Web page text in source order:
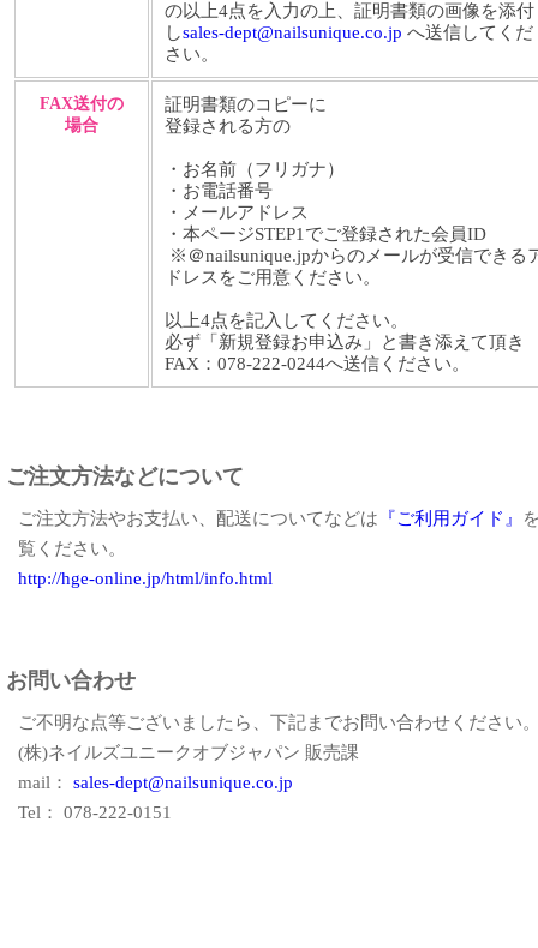
の以上4点を入力の上、証明書類の画像を添付
しsales-dept@nailsunique.co.jp へ送信してくだ
さい。
FAX送付の
場合
証明書類のコピーに
登録される方の
・お名前（フリガナ）
・お電話番号
・メールアドレス
・本ページSTEP1でご登録された会員ID
※＠nailsunique.jpからのメールが受信できる
ドレスをご用意ください。
以上4点を記入してください。
必ず「新規登録お申込み」と書き添えて頂き
FAX：078-222-0244へ送信ください。
ご注文方法などについて
ご注文方法やお支払い、配送についてなどは 『ご利用ガイド』
覧ください。
http://hge-online.jp/html/info.html
お問い合わせ
ご不明な点等ございましたら、下記までお問い合わせください
(株)ネイルズユニークオブジャパン 販売課
mail： sales-dept@nailsunique.co.jp
Tel： 078-222-0151